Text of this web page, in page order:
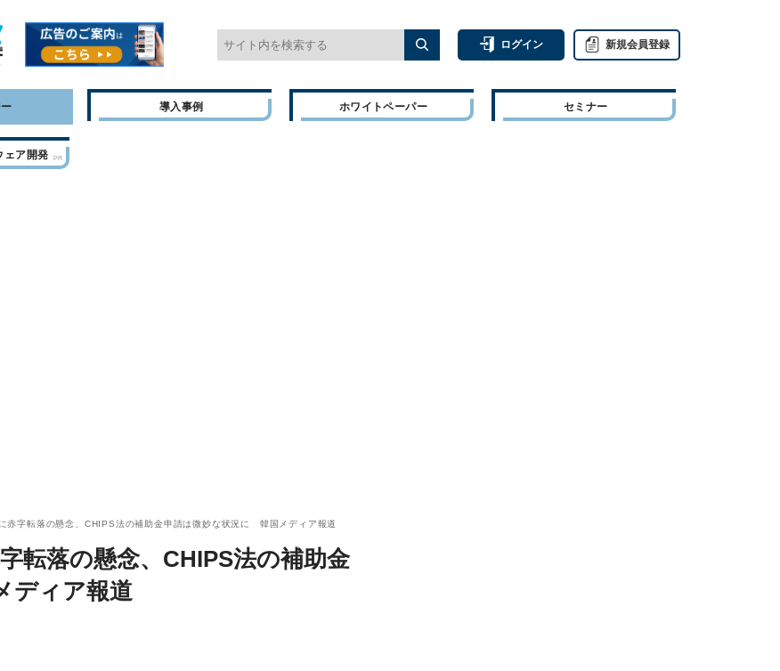
ログイン 新規会員登録
導入事例 ホワイトペーパー セミナー
ェア開発
赤字転落の懸念、CHIPS法の補助金申請は微妙な状況に 韓国メディア報道
転落の懸念、CHIPS法の補助金
ディア報道